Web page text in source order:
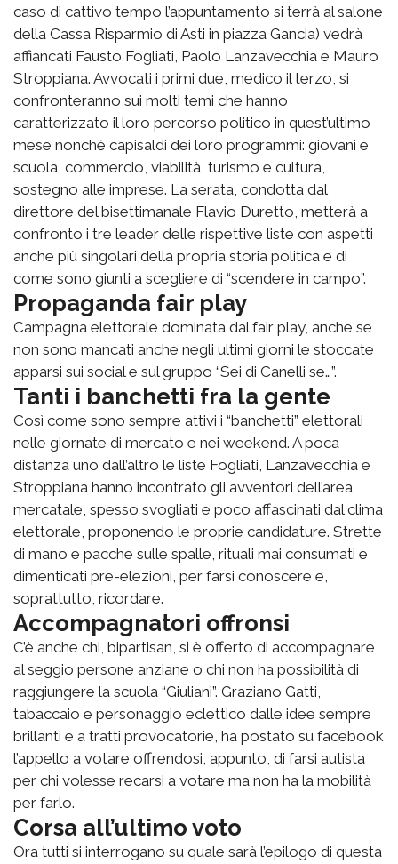
caso di cattivo tempo l’appuntamento si terrà al salone
della Cassa Risparmio di Asti in piazza Gancia) vedrà
affiancati Fausto Fogliati, Paolo Lanzavecchia e Mauro
Stroppiana. Avvocati i primi due, medico il terzo, si
confronteranno sui molti temi che hanno
caratterizzato il loro percorso politico in quest’ultimo
mese nonché capisaldi dei loro programmi: giovani e
scuola, commercio, viabilità, turismo e cultura,
sostegno alle imprese. La serata, condotta dal
direttore del bisettimanale Flavio Duretto, metterà a
confronto i tre leader delle rispettive liste con aspetti
anche più singolari della propria storia politica e di
come sono giunti a scegliere di “scendere in campo”.
Propaganda fair play
Campagna elettorale dominata dal fair play, anche se
non sono mancati anche negli ultimi giorni le stoccate
apparsi sui social e sul gruppo “Sei di Canelli se…”.
Tanti i banchetti fra la gente
Così come sono sempre attivi i “banchetti” elettorali
nelle giornate di mercato e nei weekend. A poca
distanza uno dall’altro le liste Fogliati, Lanzavecchia e
Stroppiana hanno incontrato gli avventori dell’area
mercatale, spesso svogliati e poco affascinati dal clima
elettorale, proponendo le proprie candidature. Strette
di mano e pacche sulle spalle, rituali mai consumati e
dimenticati pre-elezioni, per farsi conoscere e,
soprattutto, ricordare.
Accompagnatori offronsi
C’è anche chi, bipartisan, si è offerto di accompagnare
al seggio persone anziane o chi non ha possibilità di
raggiungere la scuola “Giuliani”. Graziano Gatti,
tabaccaio e personaggio eclettico dalle idee sempre
brillanti e a tratti provocatorie, ha postato su facebook
l’appello a votare offrendosi, appunto, di farsi autista
per chi volesse recarsi a votare ma non ha la mobilità
per farlo.
Corsa all’ultimo voto
Ora tutti si interrogano su quale sarà l’epilogo di questa